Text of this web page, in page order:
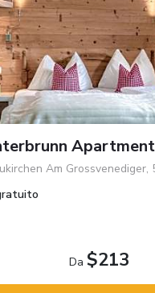
Am Grossvenediger,
Da $213